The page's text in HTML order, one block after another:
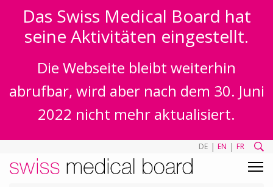
Das Swiss Medical Board hat
seine Aktivitäten eingestellt.
Die Webseite bleibt weiterhin
abrufbar, wird aber nach dem 30. Juni
2022 nicht mehr aktualisiert.
DE | EN | FR